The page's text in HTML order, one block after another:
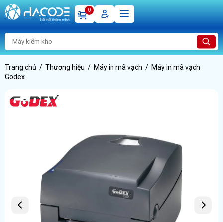
0
Trang chủ Thương hiệu Máy in mã vạch
Máy in mã vạch
Godex